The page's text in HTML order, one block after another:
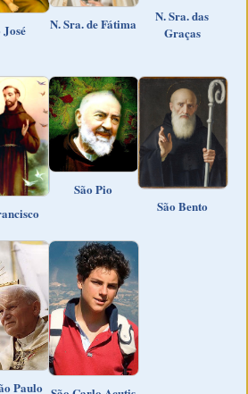
José N. Sra. de Fátima
N. Sra. das
Graças
São Pio
São Bento
Paulo